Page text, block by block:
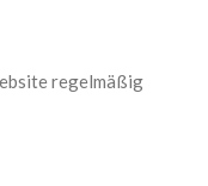
regelmäßig